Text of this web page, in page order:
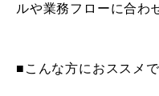
ルや業務フローに合わ
■こんな方におススメ